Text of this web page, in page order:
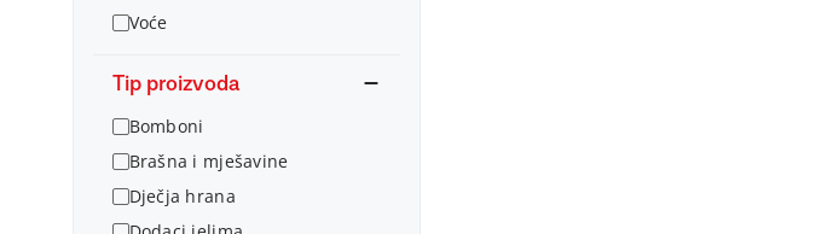
Voće
Tip proizvoda
Bomboni
Brašna i mješavine
Dječja hrana